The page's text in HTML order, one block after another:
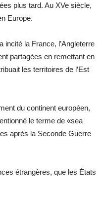
plus tard. Au XVe siècle,
Europe.
la France, l’Angleterre
partagées en remettant en
les territoires de l’Est
du continent européen,
le terme de «sea
après la Seconde Guerre
étrangères, que les États